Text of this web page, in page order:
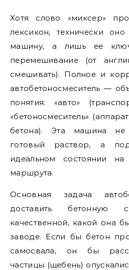
Хотя слово «миксер»
лексикон, технически
машину, а лишь ее
перемешивание (от
смешивать). Полное и
автобетоносмеситель —
понятия: «авто»
«бетоносмеситель»
бетона). Эта машина не
готовый раствор, а
идеальном состоянии
маршрута.
Основная задача
доставить
качественной, какой она
заводе. Если бы бетон
самосвала, он бы
частицы (щебень)